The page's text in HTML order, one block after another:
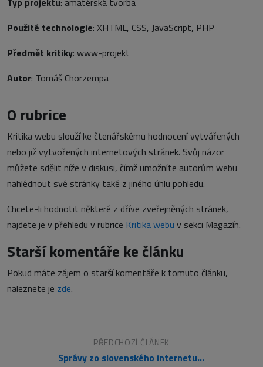
Použité technologie: XHTML, CSS, JavaScript, PHP
Předmět kritiky: www-projekt
Autor: Tomáš Chorzempa
O rubrice
Kritika webu slouží ke čtenářskému hodnocení vytvářených
nebo již vytvořených internetových stránek. Svůj názor
můžete sdělit níže v diskusi, čímž umožníte autorům webu
nahlédnout své stránky také z jiného úhlu pohledu.
Chcete-li hodnotit některé z dříve zveřejněných stránek,
najdete je v přehledu v rubrice Kritika webu v sekci Magazín.
Starší komentáře ke článku
Pokud máte zájem o starší komentáře k tomuto článku,
naleznete je zde.
PŘEDCHOZÍ ČLÁNEK
Správy zo slovenského internetu 17.